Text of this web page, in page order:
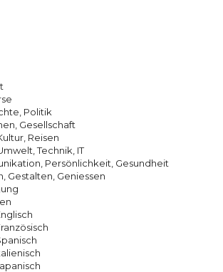
Politik
Gesellschaft
Reisen
Technik, IT
Persönlichkeit, Gesundheit
Gestalten, Geniessen